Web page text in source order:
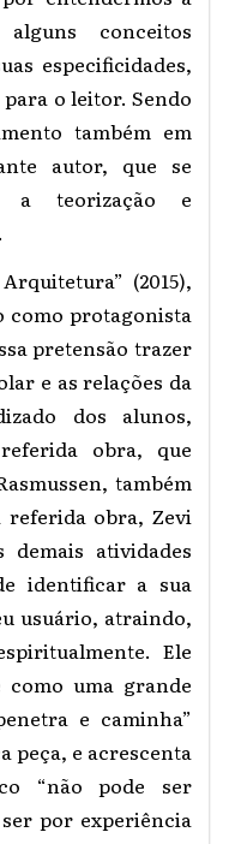
conceitos
especificidades,
o leitor. Sendo
também em
autor, que se
a teorização e
(2015),
como protagonista
pretensão trazer
e as relações da
dos alunos,
obra, que
também
referida obra, Zevi
atividades
identificar a sua
usuário, atraindo,
Ele
uma grande
e caminha”
peça, e acrescenta
“não pode ser
por experiência